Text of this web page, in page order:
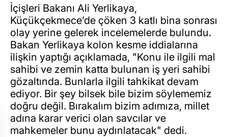
İçişleri Bakanı Ali Yerlikaya,
Küçükçekmece’de çöken 3 katlı bina sonrası
olay yerine gelerek incelemelerde bulundu.
Bakan Yerlikaya kolon kesme iddialarına
ilişkin yaptığı açıklamada, "Konu ile ilgili mal
sahibi ve zemin katta bulunan iş yeri sahibi
gözaltında. Bunlarla ilgili tahkikat devam
ediyor. Bir şey bilsek bile bizim söylememiz
doğru değil. Bırakalım bizim adımıza, millet
adına karar verici olan savcılar ve
mahkemeler bunu aydınlatacak" dedi.